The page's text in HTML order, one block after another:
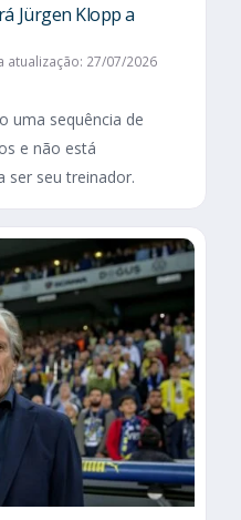
Jürgen Klopp a
atualização: 27/07/2026
uma sequência de
e não está
ser seu treinador.